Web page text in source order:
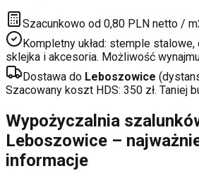
Szacunkowo od 0,80 PLN netto /
Kompletny układ: stemple stalowe,
sklejka i akcesoria. Możliwość
Dostawa do Leboszowice
Szacowany koszt HDS: 350 zł. Taniej
Wypożyczalnia
Leboszowice –
informacje